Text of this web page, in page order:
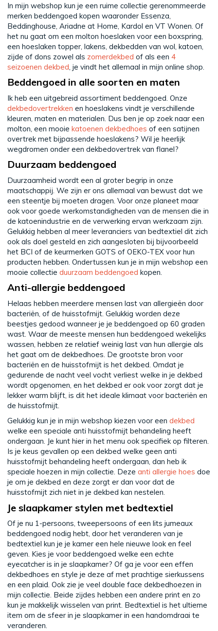
In mijn webshop kun je een ruime collectie gerenommeerde
merken beddengoed kopen waaronder Essenza,
Beddinghouse, Ariadne at Home, Kardol en VT Wonen. Of
het nu gaat om een molton hoeslaken voor een boxspring,
een hoeslaken topper, lakens, dekbedden van wol, katoen,
zijde of dons zowel als zomerdekbed of als een 4
seizoenen dekbed, je vindt het allemaal in mijn online shop.
Beddengoed in alle soorten en maten
Ik heb een uitgebreid assortiment beddengoed. Onze
dekbedovertrekken en hoeslakens vindt je verschillende
kleuren, maten en materialen. Dus ben je op zoek naar een
molton, een mooie katoenen dekbedhoes of een satijnen
overtrek met bijpassende hoeslakens? Wil je heerlijk
wegdromen onder een dekbedovertrek van flanel?
Duurzaam beddengoed
Duurzaamheid wordt een al groter begrip in onze
maatschappij. We zijn er ons allemaal van bewust dat we
een steentje bij moeten dragen. Voor onze planeet maar
ook voor goede werkomstandigheden van de mensen die in
de katoenindustrie en de verwerking ervan werkzaam zijn.
Gelukkig hebben al meer leveranciers van bedtextiel dit zich
ook als doel gesteld en zich aangesloten bij bijvoorbeeld
het BCI of de keurmerken GOTS of OEKO-TEX voor hun
producten hebben. Ondertussen kun je in mijn webshop een
mooie collectie duurzaam beddengoed kopen.
Anti-allergie beddengoed
Helaas hebben meerdere mensen last van allergieën door
bacteriën, of de huisstofmijt. Gelukkig worden deze
beestjes gedood wanneer je je beddengoed op 60 graden
wast. Waar de meeste mensen hun beddengoed wekelijks
wassen, hebben ze relatief weinig last van hun allergie als
het gaat om de dekbedhoes. De grootste bron voor
bacteriën en de huisstofmijt is het dekbed. Omdat je
gedurende de nacht veel vocht verliest welke in je dekbed
wordt opgenomen, en het dekbed er ook voor zorgt dat je
lekker warm blijft, is dit het ideale klimaat voor bacteriën en
de huisstofmijt.
Gelukkig kun je in mijn webshop kiezen voor een dekbed
welke een speciale anti huisstofmijt behandeling heeft
ondergaan. Je kunt hier in het menu ook specifiek op filteren.
Is je keus gevallen op een dekbed welke geen anti
huisstofmijt behandeling heeft ondergaan, dan heb ik
speciale hoezen in mijn collectie. Deze anti allergie hoes doe
je om je dekbed en deze zorgt er dan voor dat de
huisstofmijt zich niet in je dekbed kan nestelen.
Je slaapkamer stylen met bedtextiel
Of je nu 1-persoons, tweepersoons of een lits jumeaux
beddengoed nodig hebt, door het veranderen van je
bedtextiel kun je je kamer een hele nieuwe look en feel
geven. Kies je voor beddengoed welke een echte
eyecatcher is in je slaapkamer? Of ga je voor een effen
dekbedhoes en style je deze af met prachtige sierkussens
en een plaid. Ook zie je veel double face dekbedhoezen in
mijn collectie. Beide zijdes hebben een andere print en zo
kun je makkelijk wisselen van print. Bedtextiel is het ultieme
item om de sfeer in je slaapkamer in een handomdraai te
veranderen.